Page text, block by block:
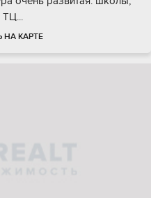
TЦ...
НА КАРТЕ